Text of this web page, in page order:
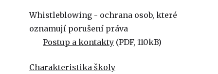
Whistleblowing - ochrana osob, které
oznamují porušení práva
Postup a kontakty (PDF, 110kB)
Charakteristika školy